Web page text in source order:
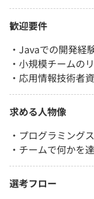
歓迎要件
・Javaでの開発経
・小規模チームの
・応用情報技術者
求める人物像
・プログラミング
・チームで何かを
選考フロー